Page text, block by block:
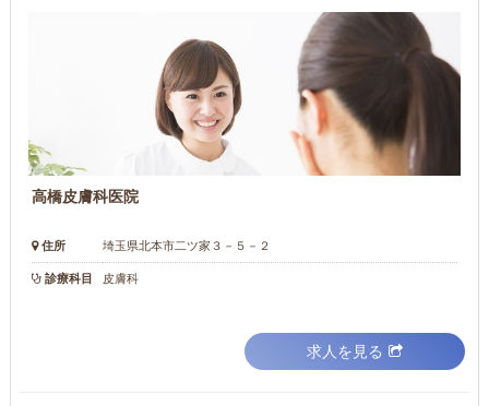
高橋皮膚科医院
住所 埼玉県北本市二ツ家３－５－２
診療科目 皮膚科
求人を見る